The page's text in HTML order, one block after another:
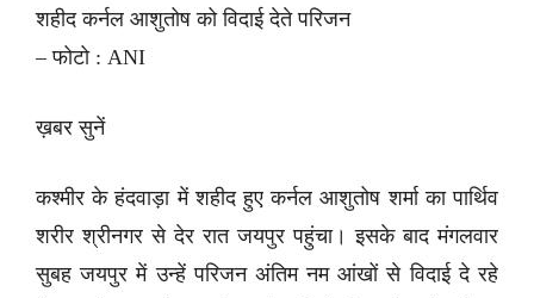
शहीद कर्नल आशुतोष को विदाई देते परिजन
– फोटो : ANI
ख़बर सुनें
कश्मीर के हंदवाड़ा में शहीद हुए कर्नल आशुतोष शर्मा का पार्थिव
शरीर श्रीनगर से देर रात जयपुर पहुंचा। इसके बाद मंगलवार
सुबह जयपुर में उन्हें परिजन अंतिम नम आंखों से विदाई दे रहे